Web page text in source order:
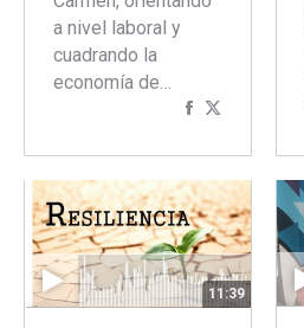
a nivel laboral y
cuadrando la
economía de…
Compartir
11:39